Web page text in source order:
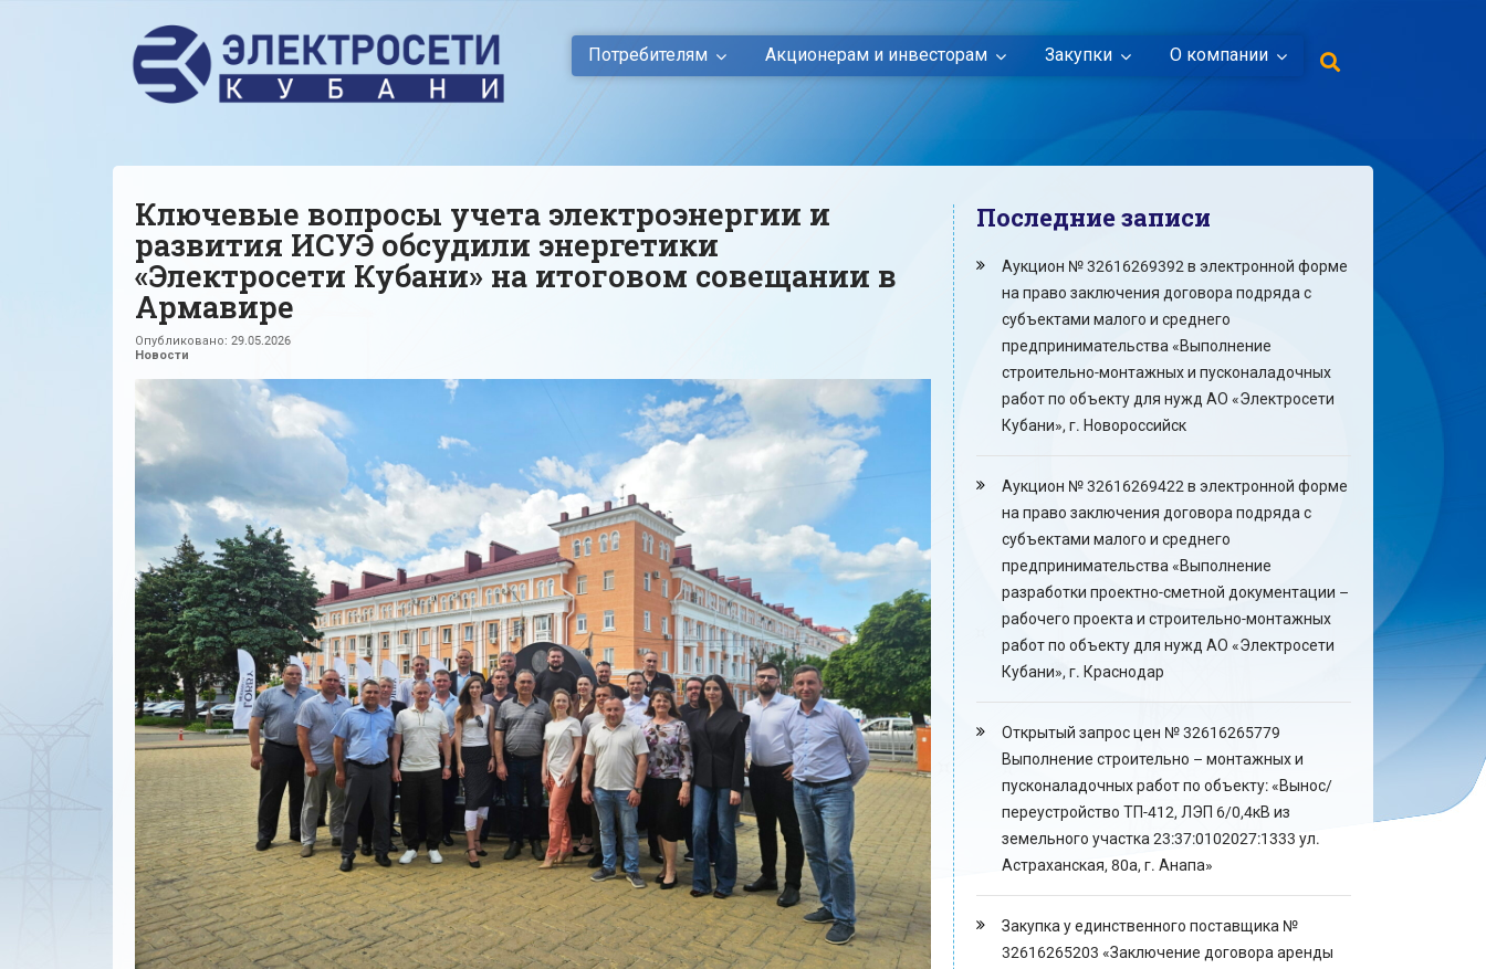
Потребителям Акционерам и инвесторам Закупки О компании
Ключевые вопросы учета электроэнергии и
развития ИСУЭ обсудили энергетики
«Электросети Кубани» на итоговом совещании в
Армавире
Опубликовано: 29.05.2026
Новости
Последние записи
Аукцион № 32616269392 в электронной форме
на право заключения договора подряда с
субъектами малого и среднего
предпринимательства «Выполнение
строительно-монтажных и пусконаладочных
работ по объекту для нужд АО «Электросети
Кубани», г. Новороссийск
Аукцион № 32616269422 в электронной форме
на право заключения договора подряда с
субъектами малого и среднего
предпринимательства «Выполнение
разработки проектно-сметной документации –
рабочего проекта и строительно-монтажных
работ по объекту для нужд АО «Электросети
Кубани», г. Краснодар
Открытый запрос цен № 32616265779
Выполнение строительно – монтажных и
пусконаладочных работ по объекту: «Вынос/
переустройство ТП-412, ЛЭП 6/0,4кВ из
земельного участка 23:37:0102027:1333 ул.
Астраханская, 80а, г. Анапа»
Закупка у единственного поставщика №
32616265203 «Заключение договора аренды